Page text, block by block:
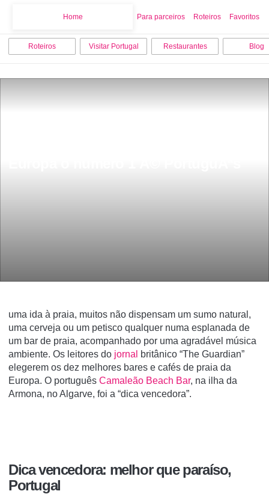
Home Para parceiros Roteiros Favoritos
Roteiros Visitar Portugal Restaurantes Blog
uma ida à praia, muitos não dispensam um sumo natural,
uma cerveja ou um petisco qualquer numa esplanada de
um bar de praia, acompanhado por uma agradável música
ambiente. Os leitores do jornal
britânico “The Guardian”
elegerem os dez melhores bares e cafés de praia da
Europa. O português Camaleão Beach Bar, na ilha da
Armona, no Algarve, foi a “dica vencedora”.
Dica vencedora: melhor que paraíso,
Portugal